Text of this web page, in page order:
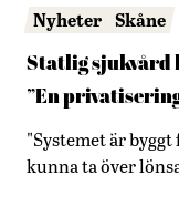
Nyheter Skåne
Statlig sjukvård
”En
"Systemet är
kunna ta över